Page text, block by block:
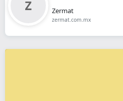
Zermat
zermat.com.mx